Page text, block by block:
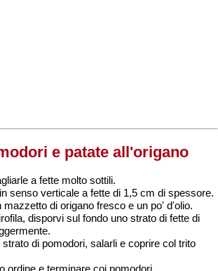
e patate all'origano
a fette molto sottili.
senso verticale a fette di 1,5 cm di spessore.
mazzetto di origano fresco e un po' d'olio.
disporvi sul fondo uno strato di fette di
di pomodori, salarli e coprire col trito
ordine e terminare coi pomodori.